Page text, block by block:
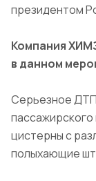
президентом
Компания
в данном
Серьезное ДТП
цистерны с
полыхающие